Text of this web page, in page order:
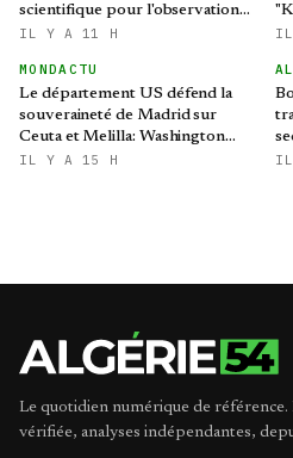
scientifique pour l'observation
de l'éclipse solaire partielle
IL Y A 11 H
MONDACTU
Le département US défend la
souveraineté de Madrid sur
Ceuta et Melilla: Washington
refroidit les ambitions
IL Y A 15 H
Le quotidien numérique de
vérifiée, analyses indépendantes,